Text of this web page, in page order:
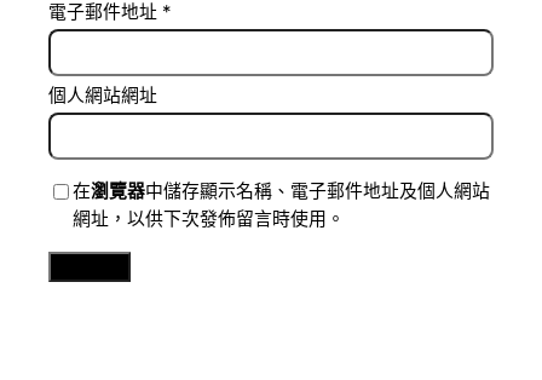
電子郵件地址 *
個人網站網址
在瀏覽器中儲存顯示名稱、電子郵件地址及個人網站
網址，以供下次發佈留言時使用。